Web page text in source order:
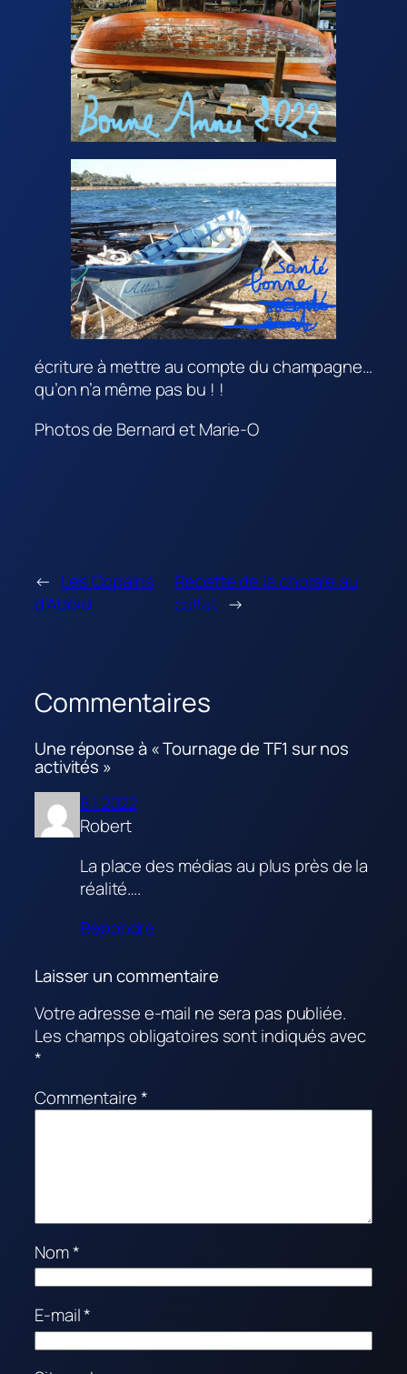
écriture à mettre au compte du champagne…
qu’on n’a même pas bu ! !
Photos de Bernard et Marie-O
← Les Copains
d’Abord
Recette de la chorale au
calfat →
Commentaires
Une réponse à « Tournage de TF1 sur nos
activités »
8.1.2022
Robert
La place des médias au plus près de la
réalité….
Répondre
Laisser un commentaire
Votre adresse e-mail ne sera pas publiée.
Les champs obligatoires sont indiqués avec
*
Commentaire*
Nom*
E-mail*